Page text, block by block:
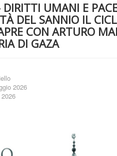
DIRITTI UMANI E
DEL SANNIO IL
CON ARTURO
DI GAZA
2026